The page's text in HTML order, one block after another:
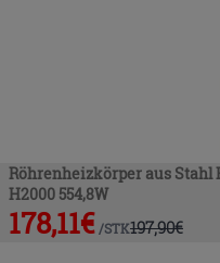
Röhrenheizkörper aus Stahl
H2000 554,8W
178,11€ /STK197,90€